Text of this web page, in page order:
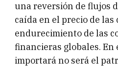
una reversión de flujos
caída en el precio de las
endurecimiento de las
financieras globales. En
importará no será el